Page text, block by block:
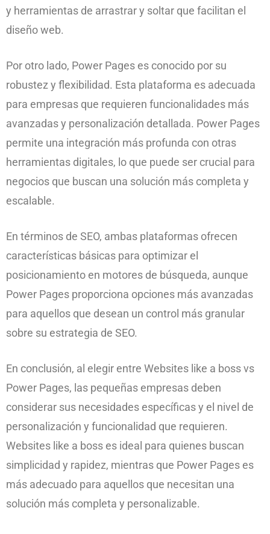
y herramientas de arrastrar y soltar que facilitan el
diseño web.
Por otro lado, Power Pages es conocido por su
robustez y flexibilidad. Esta plataforma es adecuada
para empresas que requieren funcionalidades más
avanzadas y personalización detallada. Power Pages
permite una integración más profunda con otras
herramientas digitales, lo que puede ser crucial para
negocios que buscan una solución más completa y
escalable.
En términos de SEO, ambas plataformas ofrecen
características básicas para optimizar el
posicionamiento en motores de búsqueda, aunque
Power Pages proporciona opciones más avanzadas
para aquellos que desean un control más granular
sobre su estrategia de SEO.
En conclusión, al elegir entre Websites like a boss vs
Power Pages, las pequeñas empresas deben
considerar sus necesidades específicas y el nivel de
personalización y funcionalidad que requieren.
Websites like a boss es ideal para quienes buscan
simplicidad y rapidez, mientras que Power Pages es
más adecuado para aquellos que necesitan una
solución más completa y personalizable.